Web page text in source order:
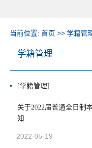
当前位置: 首页 >> 学籍管
学籍管理
[学籍管理]
关于2022届普通全日制
知
2022-05-19